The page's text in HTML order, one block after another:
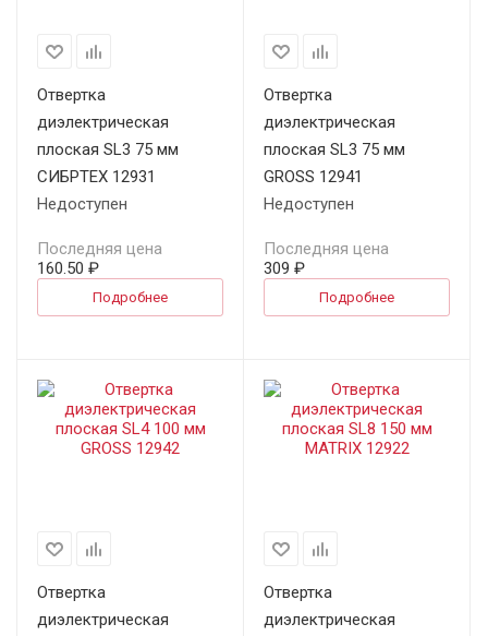
Отвертка
диэлектрическая
плоская SL3 75 мм
СИБРТЕХ 12931
Недоступен
Последняя цена
160.50 ₽
Подробнее
Отвертка
диэлектрическая
плоская SL3 75 мм
GROSS 12941
Недоступен
Последняя цена
309 ₽
Подробнее
Отвертка
диэлектрическая
Отвертка
диэлектрическая